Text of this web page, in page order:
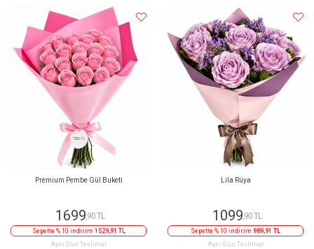
Premium Pembe Gül Buketi
1699,90 TL
Sepette % 10 indirim 1529,91 TL
Aynı Gün Teslimat
Lila Rüya
1099,90 TL
Sepette % 10 indirim 989,91 TL
Aynı Gün Teslimat